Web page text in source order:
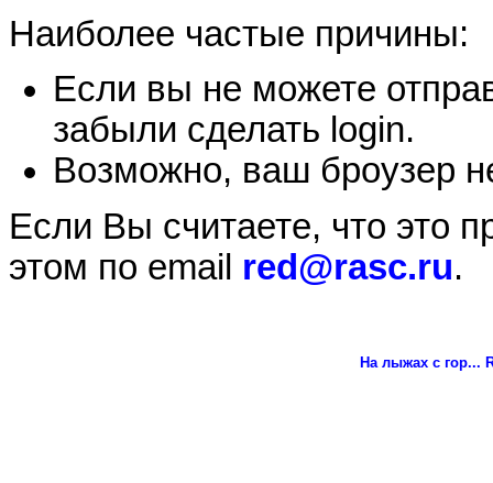
Наиболее частые причины:
Если вы не можете
забыли сделать login.
Возможно, ваш броузер
Если Вы считаете, что это
этом по email red@rasc.ru.
На лыжах с гор...